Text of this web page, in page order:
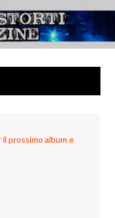
Distorti
Magazine
alternative
prossimo album e